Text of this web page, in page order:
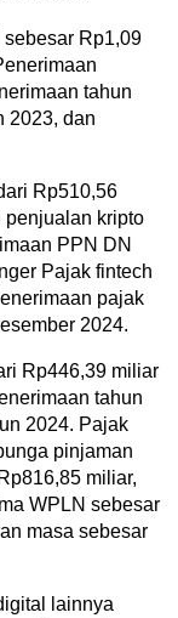
Rp1,09
tahun
2023, dan
Rp510,56
penjualan kripto
PPN DN
Pajak fintech
pajak
2024.
Rp446,39 miliar
tahun
2024. Pajak
pinjaman
miliar,
WPLN sebesar
masa sebesar
lainnya